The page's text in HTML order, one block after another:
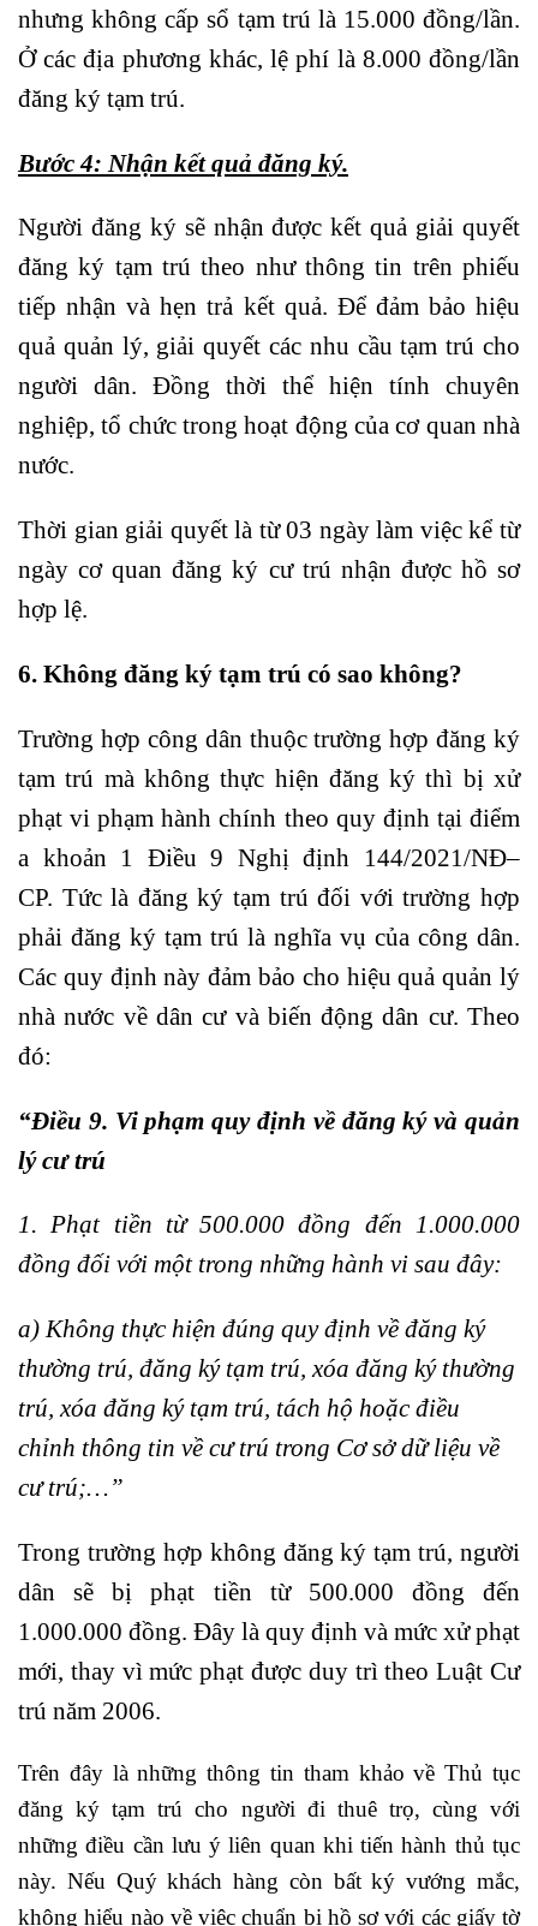
nhưng không cấp sổ tạm trú là 15.000 đồng/lần.
Ở các địa phương khác, lệ phí là 8.000 đồng/lần
đăng ký tạm trú.
Bước 4: Nhận kết quả đăng ký.
Người đăng ký sẽ nhận được kết quả giải quyết
đăng ký tạm trú theo như thông tin trên phiếu
tiếp nhận và hẹn trả kết quả. Để đảm bảo hiệu
quả quản lý, giải quyết các nhu cầu tạm trú cho
người dân. Đồng thời thể hiện tính chuyên
nghiệp, tổ chức trong hoạt động của cơ quan nhà
nước.
Thời gian giải quyết là từ 03 ngày làm việc kể từ
ngày cơ quan đăng ký cư trú nhận được hồ sơ
hợp lệ.
6. Không đăng ký tạm trú có sao không?
Trường hợp công dân thuộc trường hợp đăng ký
tạm trú mà không thực hiện đăng ký thì bị xử
phạt vi phạm hành chính theo quy định tại điểm
a khoản 1 Điều 9 Nghị định 144/2021/NĐ–
CP. Tức là đăng ký tạm trú đối với trường hợp
phải đăng ký tạm trú là nghĩa vụ của công dân.
Các quy định này đảm bảo cho hiệu quả quản lý
nhà nước về dân cư và biến động dân cư. Theo
đó:
“Điều 9. Vi phạm quy định về đăng ký và quản
lý cư trú
1. Phạt tiền từ 500.000 đồng đến 1.000.000
đồng đối với một trong những hành vi sau đây:
a) Không thực hiện đúng quy định về đăng ký
thường trú, đăng ký tạm trú, xóa đăng ký thường
trú, xóa đăng ký tạm trú, tách hộ hoặc điều
chỉnh thông tin về cư trú trong Cơ sở dữ liệu về
cư trú;…”
Trong trường hợp không đăng ký tạm trú, người
dân sẽ bị phạt tiền từ 500.000 đồng đến
1.000.000 đồng. Đây là quy định và mức xử phạt
mới, thay vì mức phạt được duy trì theo Luật Cư
trú năm 2006.
Trên đây là những thông tin tham khảo về Thủ tục
đăng ký tạm trú cho người đi thuê trọ, cùng với
những điều cần lưu ý liên quan khi tiến hành thủ tục
này. Nếu Quý khách hàng còn bất ký vướng mắc,
không hiểu nào về việc chuẩn bị hồ sơ với các giấy tờ